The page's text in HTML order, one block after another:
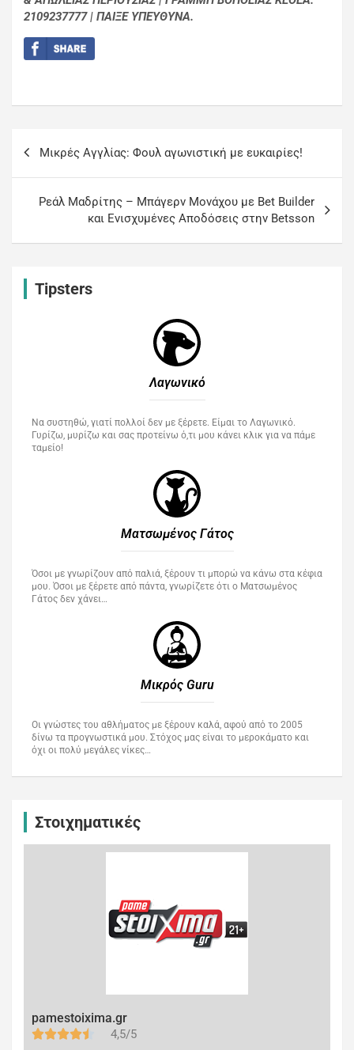
2109237777 | ΠΑΙΞΕ ΥΠΕΥΘΥΝΑ.
Μικρές Αγγλίας: Φουλ αγωνιστική με ευκαιρίες!
Ρεάλ Μαδρίτης – Μπάγερν Μονάχου με Bet Builder
και Ενισχυμένες Αποδόσεις στην Betsson
Tipsters
Λαγωνικό
Να συστηθώ, γιατί πολλοί δεν με ξέρετε. Είμαι το Λαγωνικό.
Γυρίζω, μυρίζω και σας προτείνω ό,τι μου κάνει κλικ για να πάμε
ταμείο!
Ματσωμένος Γάτος​
Όσοι με γνωρίζουν από παλιά, ξέρουν τι μπορώ να κάνω στα κέφια
μου. Όσοι με ξέρετε από πάντα, γνωρίζετε ότι ο Ματσωμένος
Γάτος δεν χάνει…
Μικρός Guru​
Οι γνώστες του αθλήματος με ξέρουν καλά, αφού από το 2005
δίνω τα προγνωστικά μου. Στόχος μας είναι το μεροκάματο και
όχι οι πολύ μεγάλες νίκες…
Στοιχηματικές
pamestoixima.gr
4,5/5